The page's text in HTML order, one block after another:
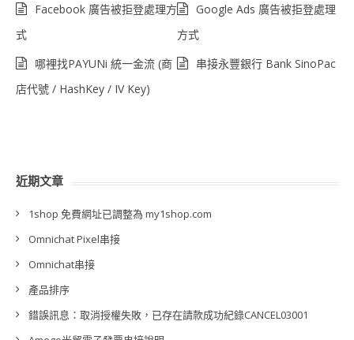
Facebook 廣告被拒登處理方
式
Google Ads 廣告被拒登處理
方式
哪裡找PAYUNi 統一金流 (商
店代號 / HashKey / IV Key)
串接永豐銀行 Bank SinoPac
近期文章
1shop 免費網址已調整為 my1shop.com
Omnichat Pixel串接
Omnichat串接
產品排序
錯誤訊息：取消授權失敗，已存在請款成功紀錄CANCEL03001